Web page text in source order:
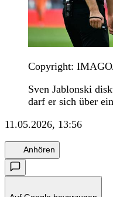
Copyright:
Sven Jablonski
darf er sich über
11.05.2026, 13:56
Anhören